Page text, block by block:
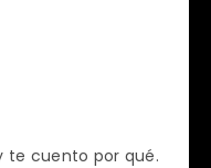
te cuento por qué.